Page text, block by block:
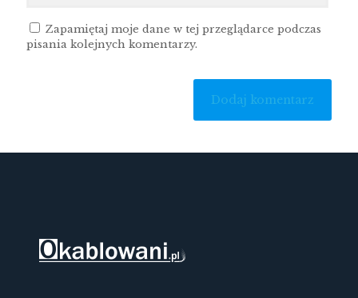
Zapamiętaj moje dane w tej przeglądarce podczas
pisania kolejnych komentarzy.